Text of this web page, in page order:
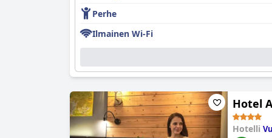
Illallinen hotellissa saa myös positiivista
joskin joskus hidasta, palvelua. Vaikka
ilmapiiri parantavat yleensä ruokailukokemusta.
Hotelli Lasaretin huoneet ovat laajalti
historiaa. Vieraat nauttivat tilavuudesta ja
kuvataan usein kodikkaaksi ja rauhalliseksi,
Siisteys on hotellin vahvuus, ja vieraat
nurkissa, mutta yleinen mielipide on, että
Perhe
Ilmainen Wi-Fi
Hotel
Hotelli